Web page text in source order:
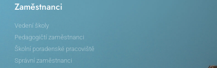
Zaměstnanci
Vedení školy
Pedagogičtí zaměstnanci
Školní poradenské pracoviště
Správní zaměstnanci